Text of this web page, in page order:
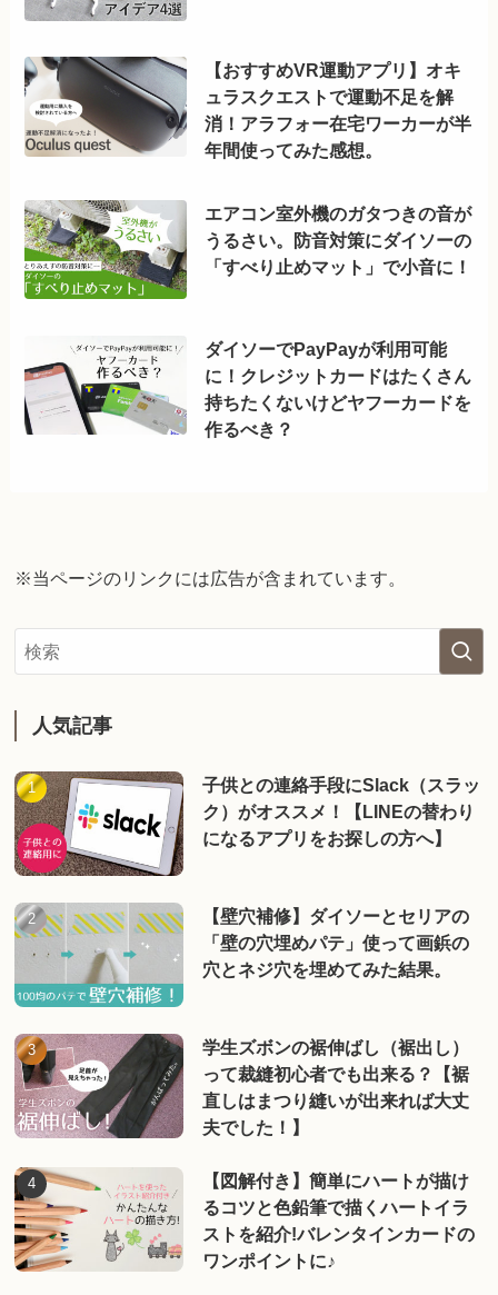
【おすすめVR運動アプリ】オキ
ュラスクエストで運動不足を解
消！アラフォー在宅ワーカーが半
年間使ってみた感想。
エアコン室外機のガタつきの音が
うるさい。防音対策にダイソーの
「すべり止めマット」で小音に！
ダイソーでPayPayが利用可能
に！クレジットカードはたくさん
持ちたくないけどヤフーカードを
作るべき？
※当ページのリンクには広告が含まれています。
人気記事
子供との連絡手段にSlack（スラッ
ク）がオススメ！【LINEの替わり
になるアプリをお探しの方へ】
【壁穴補修】ダイソーとセリアの
「壁の穴埋めパテ」使って画鋲の
穴とネジ穴を埋めてみた結果。
学生ズボンの裾伸ばし（裾出し）
って裁縫初心者でも出来る？【裾
直しはまつり縫いが出来れば大丈
夫でした！】
【図解付き】簡単にハートが描け
るコツと色鉛筆で描くハートイラ
ストを紹介!バレンタインカードの
ワンポイントに♪